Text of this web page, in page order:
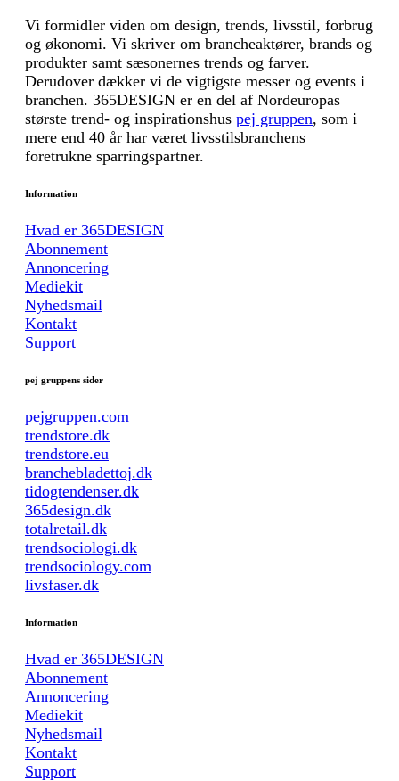
Vi formidler viden om design, trends, livsstil, forbrug
og økonomi. Vi skriver om brancheaktører, brands og
produkter samt sæsonernes trends og farver.
Derudover dækker vi de vigtigste messer og events i
branchen. 365DESIGN er en del af Nordeuropas
største trend- og inspirationshus pej gruppen, som i
mere end 40 år har været livsstilsbranchens
foretrukne sparringspartner.
Information
Hvad er 365DESIGN
Abonnement
Annoncering
Mediekit
Nyhedsmail
Kontakt
Support
pej gruppens sider
pejgruppen.com
trendstore.dk
trendstore.eu
branchebladettoj.dk
tidogtendenser.dk
365design.dk
totalretail.dk
trendsociologi.dk
trendsociology.com
livsfaser.dk
Information
Hvad er 365DESIGN
Abonnement
Annoncering
Mediekit
Nyhedsmail
Kontakt
Support